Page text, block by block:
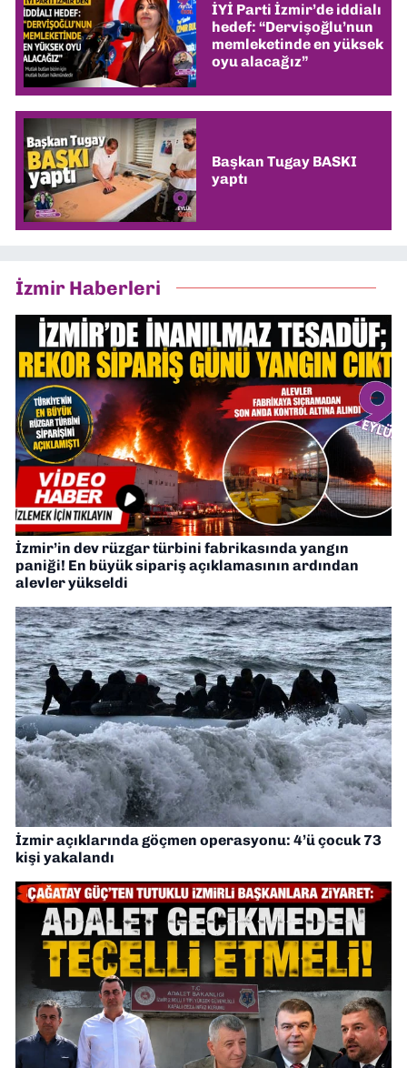
İYİ Parti İzmir’de iddialı
hedef: “Dervişoğlu’nun
memleketinde en yüksek
oyu alacağız”
Başkan Tugay BASKI
yaptı
İzmir Haberleri
İzmir’in dev rüzgar türbini fabrikasında yangın
paniği! En büyük sipariş açıklamasının ardından
alevler yükseldi
İzmir açıklarında göçmen operasyonu: 4’ü çocuk 73
kişi yakalandı